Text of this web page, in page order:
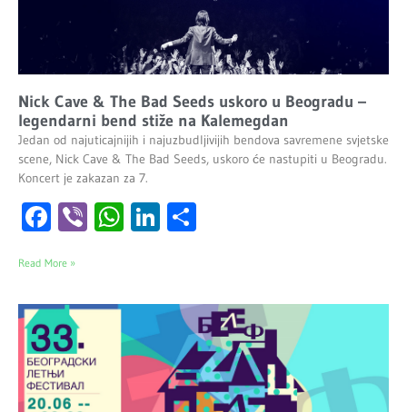
Nick Cave & The Bad Seeds uskoro u Beogradu –
legendarni bend stiže na Kalemegdan
Jedan od najuticajnijih i najuzbudljivijih bendova savremene svjetske
scene, Nick Cave & The Bad Seeds, uskoro će nastupiti u Beogradu.
Koncert je zakazan za 7.
Facebook
ViberWhatsApp
LinkedIn
Read More »